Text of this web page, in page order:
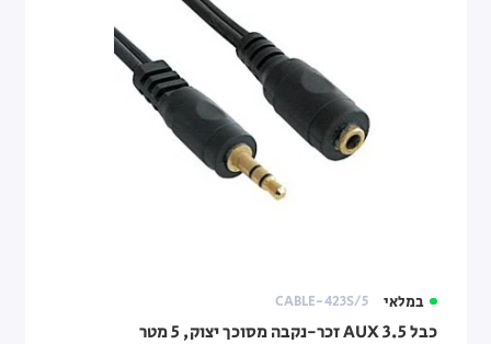
במלאי CABLE-423S/5
כבל AUX 3.5 זכר-נקבה מסוכך יצוק, 5 מטר